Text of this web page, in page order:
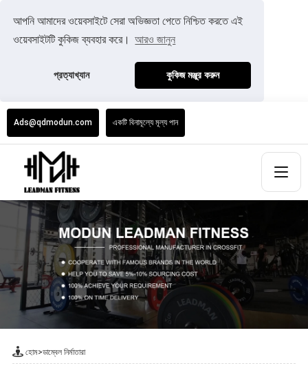
আপনি আমাদের ওয়েবসাইটে সেরা অভিজ্ঞতা পেতে নিশ্চিত করতে এই
ওয়েবসাইটটি কুকিজ ব্যবহার করে।
আরও জানুন
প্রত্যাখ্যান কুকিজ মঞ্জুর করুন
Ads@qdmodun.com একটি বিনামূল্যে মূল্য পান
হোম>ডাম্বেল নির্মাতারা